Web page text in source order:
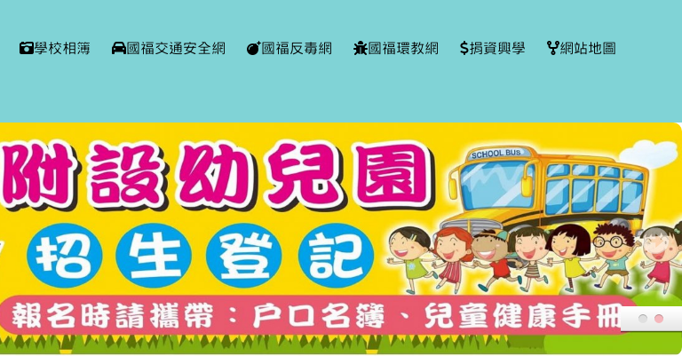
學校相簿 國福交通安全網 國福反毒網 國福環教網 捐資興學 網站地圖